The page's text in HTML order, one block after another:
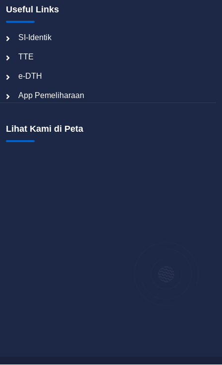
Useful Links
SI-Identik
TTE
e-DTH
App Pemeliharaan
Lihat Kami di Peta